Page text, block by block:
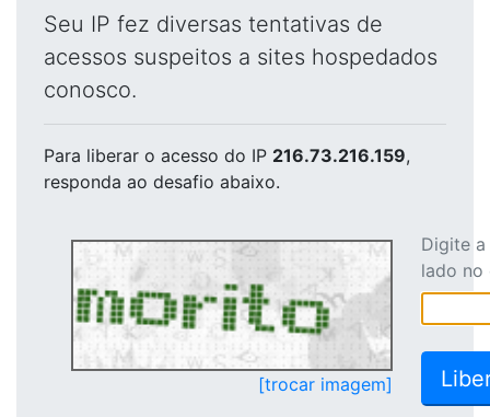
Seu IP fez diversas tentativas de
acessos suspeitos a sites hospedados
conosco.
Para liberar o acesso do IP 216.73.216.159,
responda ao desafio abaixo.
[trocar imagem]
Digite
lado no